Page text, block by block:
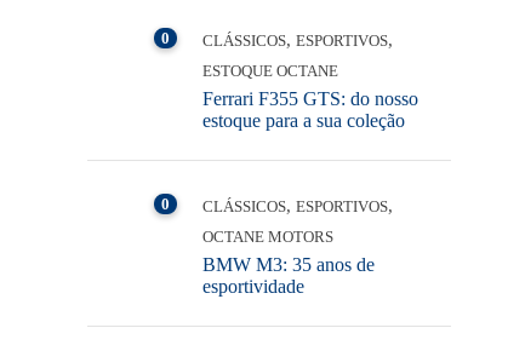
0 CLÁSSICOS, ESPORTIVOS,
ESTOQUE OCTANE
Ferrari F355 GTS: do nosso
estoque para a sua coleção
0 CLÁSSICOS, ESPORTIVOS,
OCTANE MOTORS
BMW M3: 35 anos de
esportividade